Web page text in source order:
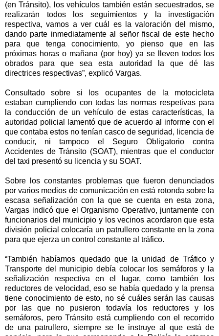
(en Tránsito), los vehículos también están secuestrados, se
realizarán todos los seguimientos y la investigación
respectiva, vamos a ver cuál es la valoración del mismo,
dando parte inmediatamente al señor fiscal de este hecho
para que tenga conocimiento, yo pienso que en las
próximas horas o mañana (por hoy) ya se lleven todos los
obrados para que sea esta autoridad la que dé las
directrices respectivas”, explicó Vargas.
Consultado sobre si los ocupantes de la motocicleta
estaban cumpliendo con todas las normas respetivas para
la conducción de un vehículo de estas características, la
autoridad policial lamentó que de acuerdo al informe con el
que contaba estos no tenían casco de seguridad, licencia de
conducir, ni tampoco el Seguro Obligatorio contra
Accidentes de Tránsito (SOAT), mientras que el conductor
del taxi presentó su licencia y su SOAT.
Sobre los constantes problemas que fueron denunciados
por varios medios de comunicación en está rotonda sobre la
escasa señalización con la que se cuenta en esta zona,
Vargas indicó que el Organismo Operativo, juntamente con
funcionarios del municipio y los vecinos acordaron que esta
división policial colocaría un patrullero constante en la zona
para que ejerza un control constante al tráfico.
“También habíamos quedado que la unidad de Tráfico y
Transporte del municipio debía colocar los semáforos y la
señalización respectiva en el lugar, como también los
reductores de velocidad, eso se había quedado y la prensa
tiene conocimiento de esto, no sé cuáles serán las causas
por las que no pusieron todavía los reductores y los
semáforos, pero Tránsito está cumpliendo con el recorrido
de una patrullero, siempre se le instruye al que está de